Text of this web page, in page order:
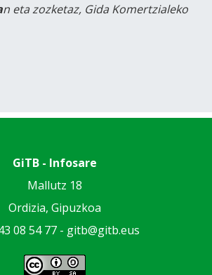
n eta zozketaz, Gida Komertzialeko
GiTB - Infosare
Mallutz 18
Ordizia, Gipuzkoa
08 54 77 - gitb@gitb.eus